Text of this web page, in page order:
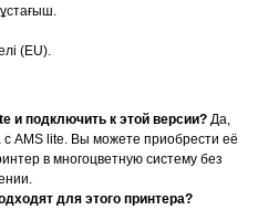
(EU).
и подключить к этой версии? Да,
AMS lite. Вы можете приобрести её
в многоцветную систему без
для этого принтера?